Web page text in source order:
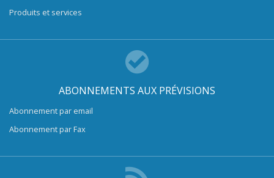
Produits et services
ABONNEMENTS AUX PRÉVISIONS
Abonnement par email
Abonnement par Fax